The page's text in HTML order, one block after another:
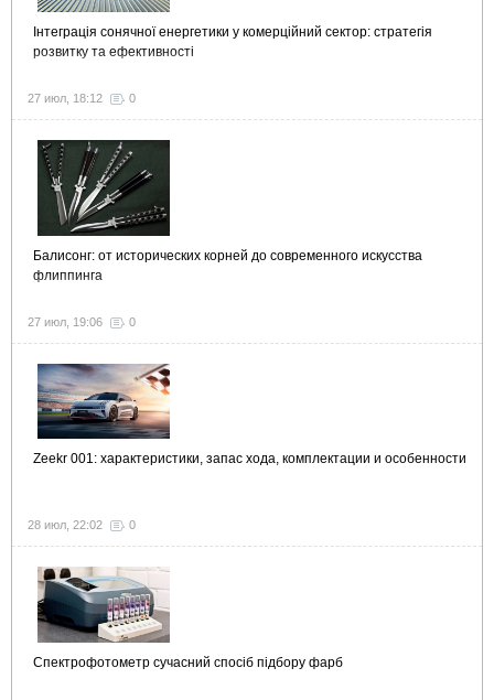
Інтеграція сонячної енергетики у комерційний сектор: стратегія
розвитку та ефективності
27 июл, 18:12 0
Балисонг: от исторических корней до современного искусства
флиппинга
27 июл, 19:06 0
Zeekr 001: характеристики, запас хода, комплектации и особенности
28 июл, 22:02 0
Спектрофотометр сучасний спосіб підбору фарб